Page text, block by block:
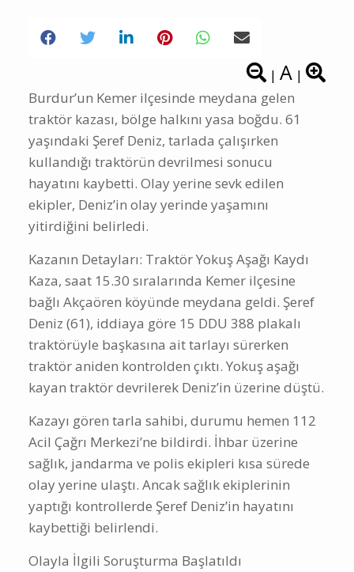
| A |
Burdur’un Kemer ilçesinde meydana gelen
traktör kazası, bölge halkını yasa boğdu. 61
yaşındaki Şeref Deniz, tarlada çalışırken
kullandığı traktörün devrilmesi sonucu
hayatını kaybetti. Olay yerine sevk edilen
ekipler, Deniz’in olay yerinde yaşamını
yitirdiğini belirledi.
Kazanın Detayları: Traktör Yokuş Aşağı Kaydı
Kaza, saat 15.30 sıralarında Kemer ilçesine
bağlı Akçaören köyünde meydana geldi. Şeref
Deniz (61), iddiaya göre 15 DDU 388 plakalı
traktörüyle başkasına ait tarlayı sürerken
traktör aniden kontrolden çıktı. Yokuş aşağı
kayan traktör devrilerek Deniz’in üzerine düştü.
Kazayı gören tarla sahibi, durumu hemen 112
Acil Çağrı Merkezi’ne bildirdi. İhbar üzerine
sağlık, jandarma ve polis ekipleri kısa sürede
olay yerine ulaştı. Ancak sağlık ekiplerinin
yaptığı kontrollerde Şeref Deniz’in hayatını
kaybettiği belirlendi.
Olayla İlgili Soruşturma Başlatıldı